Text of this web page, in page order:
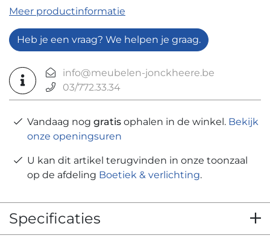
Meer productinformatie
Heb je een vraag? We helpen je graag.
info@meubelen-jonckheere.be
03/772.33.34
Vandaag nog gratis ophalen in de winkel. Bekijk
onze openingsuren
U kan dit artikel terugvinden in onze toonzaal
op de afdeling Boetiek & verlichting.
Specificaties